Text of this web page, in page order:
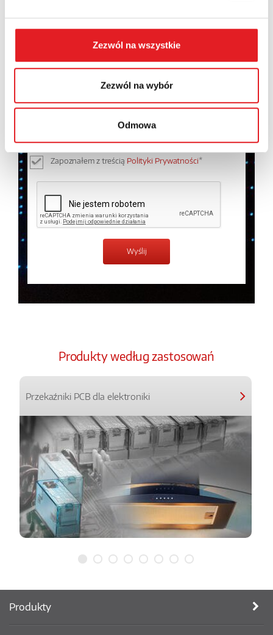
Zezwól na wszystkie
Zezwól na wybór
Odmowa
Wyrażam zgodę na przetwarzanie moich danych
osobowych przez Relpol S.A. Więcej informacji na
temat przetwarzania danych osobowych w
Zapoznałem z treścią Polityki Prywatności*
Produkty według zastosowań
Przekaźniki PCB dla elektroniki
Produkty